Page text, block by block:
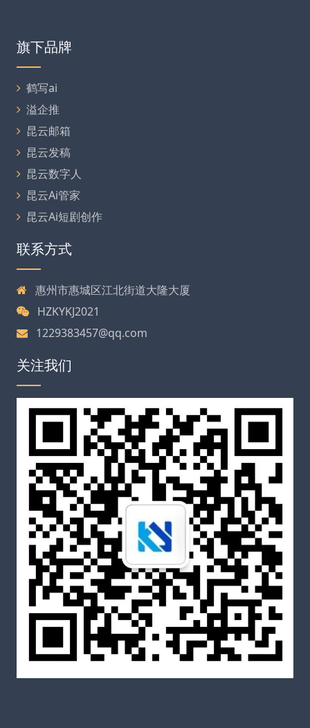
旗下品牌
鹤写ai
溢企推
昆云邮箱
昆云发稿
昆云数字人
昆云Ai管家
昆云Ai短剧创作
联系方式
惠州市惠城区江北街道大隆大厦
HZKYKJ2021
1229383457@qq.com
关注我们